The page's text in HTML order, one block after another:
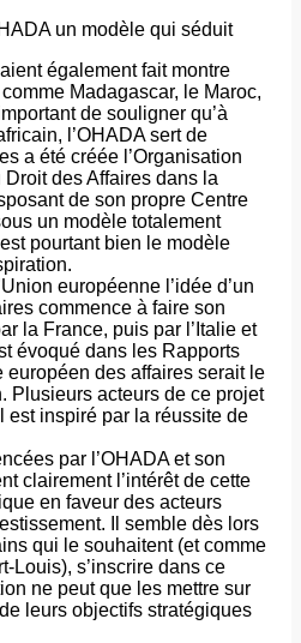
un modèle qui séduit
également fait montre
Madagascar, le Maroc,
de souligner qu’à
l’OHADA sert de
a été créée l’Organisation
des Affaires dans la
de son propre Centre
un modèle totalement
pourtant bien le modèle
européenne l’idée d’un
commence à faire son
la France, puis par l’Italie et
évoqué dans les Rapports
européen des affaires serait le
Plusieurs acteurs de ce projet
est inspiré par la réussite de
par l’OHADA et son
clairement l’intérêt de cette
en faveur des acteurs
Il semble dès lors
qui le souhaitent (et comme
Louis), s’inscrire dans ce
ne peut que les mettre sur
leurs objectifs stratégiques